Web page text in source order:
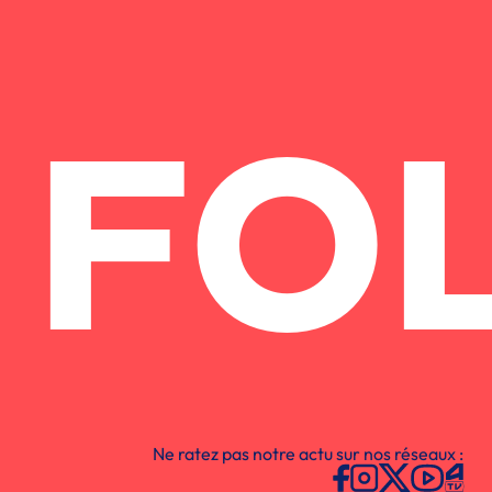
Ne ratez pas notre actu sur nos réseaux :